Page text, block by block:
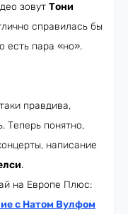
зовут Тони
справилась бы
есть пара «но».
правдива,
Теперь понятно,
написание
.
на Европе Плюс:
с Натом Вулфом